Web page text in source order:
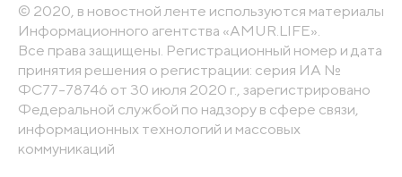
© 2020, в новостной ленте используются материалы
Информационного агентства «AMUR.LIFE».
Все права защищены. Регистрационный номер и дата
принятия решения о регистрации: серия ИА №
ФС77-78746 от 30 июля 2020 г., зарегистрировано
Федеральной службой по надзору в сфере связи,
информационных технологий и массовых
коммуникаций